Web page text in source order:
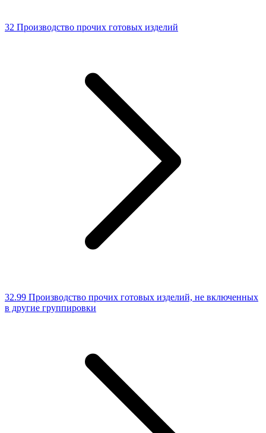
32 Производство прочих готовых изделий
32.99 Производство прочих готовых изделий, не включенных
в другие группировки